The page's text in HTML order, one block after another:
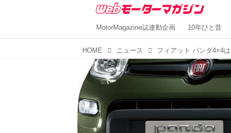
MotorMagazine誌連動企画 10年ひと昔
HOME ニュース